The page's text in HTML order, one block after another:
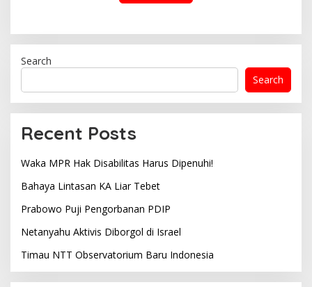
Search
Search
Recent Posts
Waka MPR Hak Disabilitas Harus Dipenuhi!
Bahaya Lintasan KA Liar Tebet
Prabowo Puji Pengorbanan PDIP
Netanyahu Aktivis Diborgol di Israel
Timau NTT Observatorium Baru Indonesia